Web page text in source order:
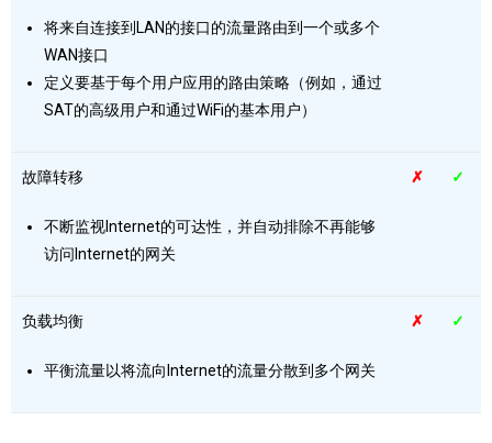
将来自连接到LAN的接口的流量路由到一个或多个
WAN接口
定义要基于每个用户应用的路由策略（例如，通过
SAT的高级用户和通过WiFi的基本用户）
故障转移
不断监视Internet的可达性，并自动排除不再能够
访问Internet的网关
✗ ✓
负载均衡
平衡流量以将流向Internet的流量分散到多个网关
✗ ✓